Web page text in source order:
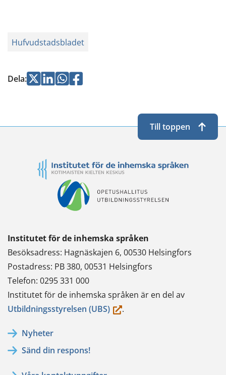
Hufvudstadsbladet
Dela:Jaa Jaa Jaa
Jaa
Institutet för de inhemska språken
Besöksadress: Hagnäskajen 6, 00530 Helsingfors
Postadress: PB 380, 00531 Helsingfors
Telefon: 0295 331 000
Institutet för de inhemska språken är en del av
Utbildningsstyrelsen (UBS)(du.
Nyheter
Sänd din respons!
Till toppen